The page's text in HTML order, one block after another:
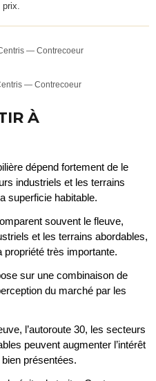
prix.
— Contrecoeur
— Contrecoeur
À
dépend fortement de le
industriels et les terrains
superficie habitable.
souvent le fleuve,
et les terrains abordables,
propriété très importante.
sur une combinaison de
du marché par les
l’autoroute 30, les secteurs
peuvent augmenter l’intérêt
présentées.